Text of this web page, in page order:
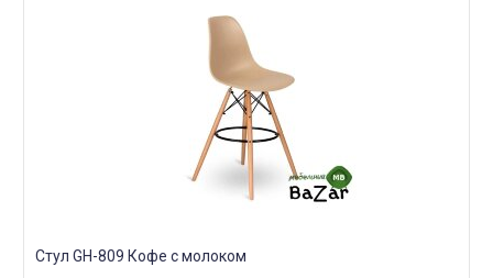
Стул GH-809 Кофе с молоком